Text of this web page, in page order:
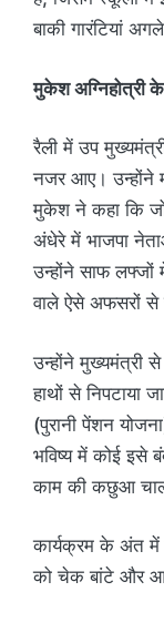
बाकी गारंटियां
मुकेश अग्निहोत्री
रैली में उप
नजर आए। उन्होंने
मुकेश ने कहा कि
अंधेरे में भाजपा
उन्होंने साफ
वाले ऐसे अफसरों से
उन्होंने मुख्यमंत्री
हाथों से निपटाया
(पुरानी पेंशन
भविष्य में कोई इसे
काम की कछुआ चाल
कार्यक्रम के अंत में
को चेक बांटे और